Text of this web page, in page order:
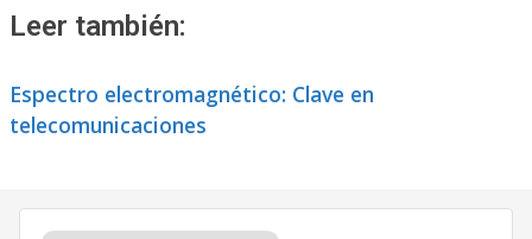
Leer también:
Espectro electromagnético: Clave en
telecomunicaciones